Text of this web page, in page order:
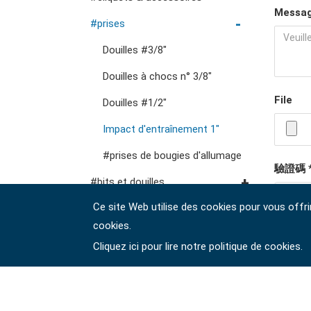
lubrification
accessoires de
vde
#clés à cliquet à double
#prises
Douilles #3/8"
Douilles à chocs n° 3/8"
Douilles #1/2"
Impact d'entraînement 1"
#prises de bougies d'allumage
#bits et douilles
Embouts hexagonaux n°
Embouts hexagonaux de
pilotes d'engrenages
File
驗證碼
Ce site Web utilise des cookies pour vous
cookies.
Cliquez ici pour lire notre politique de cookies.